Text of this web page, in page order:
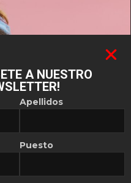
A NUESTRO
Apellidos
Puesto